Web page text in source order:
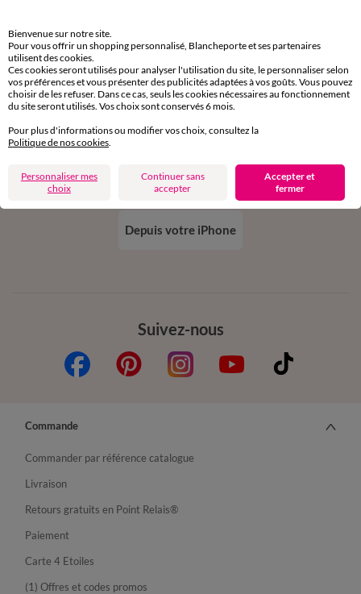
Suivez-nous
Téléchargez l’application
Depuis votre iPhone
Commande
Commander par référence catalogue
Livraison
Retours gratuits en Point Relais®
Paiement
Carte 4 Etoiles
(1) Offres et codes promos
Bienvenue sur notre site.
Pour vous offrir un shopping personnalisé, Blancheporte et ses partenaires
utilisent des cookies.
Ces cookies seront utilisés pour analyser l'utilisation du site, le personnaliser selon
vos préférences et vous présenter des publicités adaptées à vos goûts. Vous pouvez
choisir de les refuser. Dans ce cas, seuls les cookies nécessaires au fonctionnement
du site seront utilisés. Vos choix sont conservés 6 mois.
Pour plus d'informations ou modifier vos choix, consultez la
Politique de nos cookies
Personnaliser mes
choix
Continuer sans
accepter
Accepter et
fermer